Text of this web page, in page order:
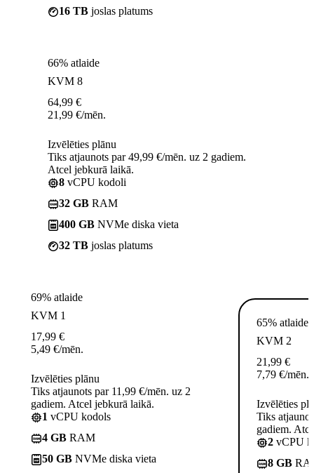
16 TB joslas platums
66% atlaide
KVM 8
64,99 €
21,99 €/mēn.
Izvēlēties plānu
Tiks atjaunots par 49,99 €/mēn. uz 2 gadiem.
Atcel jebkurā laikā.
8 vCPU kodoli
32 GB RAM
400 GB NVMe diska vieta
32 TB joslas platums
69% atlaide
KVM 1
17,99 €
5,49 €/mēn.
Izvēlēties plānu
Tiks atjaunots par 11,99 €/mēn. uz 2
gadiem. Atcel jebkurā laikā.
1 vCPU kodols
4 GB RAM
50 GB NVMe diska vieta
65% atlaide
KVM 2
21,99 €
7,79 €/mēn.
Izvēlēties
Tiks
gadiem.
2 vCPU
8 GB